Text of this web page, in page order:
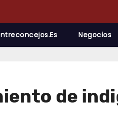
Negocios
de